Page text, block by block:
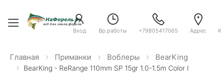
Toggle menu
Вход Вр.работы +79805417065 Адрес
Главная Приманки Воблеры BearKing
BearKing - ReRange 110mm SP 15gr 1.0-1.5m Color I